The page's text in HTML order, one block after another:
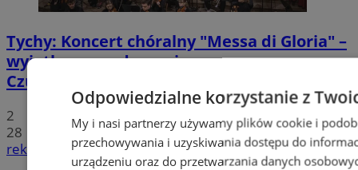
Tychy: Koncert chóralny "Messa di Gloria" –
wyjątkowe wydarzenie muzyczne w
Czułowie
2
28
reklama
Odpowiedzialne korzystanie z
My i nasi partnerzy używamy plików cookie i
przechowywania i uzyskiwania dostępu do
urządzeniu oraz do przetwarzania danych